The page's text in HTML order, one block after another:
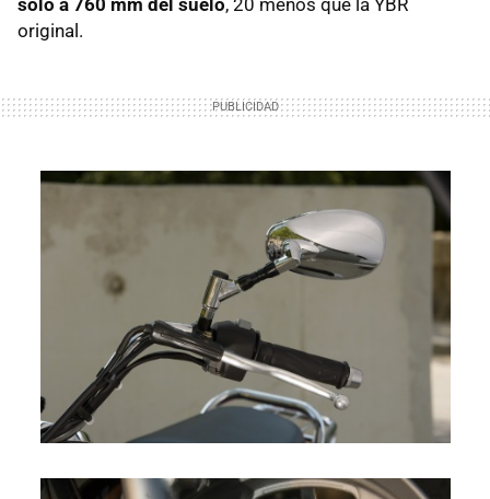
solo a 760 mm del suelo, 20 menos que la YBR
original.